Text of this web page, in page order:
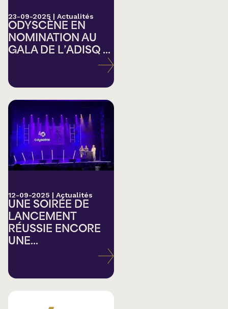
23-09-2025 | Actualités
ODYSCÈNE EN
NOMINATION AU
GALA DE L’ADISQ ...
12-09-2025 | Actualités
UNE SOIRÉE DE
LANCEMENT
RÉUSSIE ENCORE
UNE...